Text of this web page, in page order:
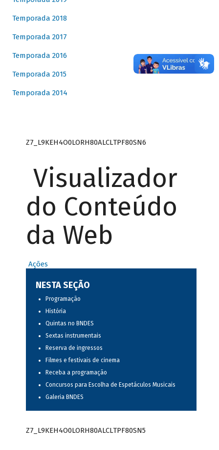
Temporada 2018
Temporada 2017
Temporada 2016
Temporada 2015
Temporada 2014
Z7_L9KEH4O0LORH80ALCLTPF80SN6
Visualizador
do Conteúdo
da Web
Ações
NESTA SEÇÃO
Programação
História
Quintas no BNDES
Sextas instrumentais
Reserva de ingressos
Filmes e festivais de cinema
Receba a programação
Concursos para Escolha de Espetáculos Musicais
Galeria BNDES
Z7_L9KEH4O0LORH80ALCLTPF80SN5